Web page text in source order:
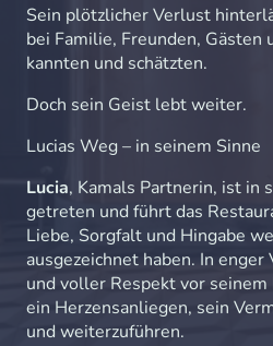
Sein plötzlicher Verlust
bei Familie, Freunden, Gästen
kannten und schätzten.
Doch sein Geist lebt weiter.
Lucias Weg – in seinem Sinne
Lucia, Kamals Partnerin, ist in
getreten und führt das
Liebe, Sorgfalt und Hingabe
ausgezeichnet haben. In
und voller Respekt vor
ein Herzensanliegen, sein
und weiterzuführen.